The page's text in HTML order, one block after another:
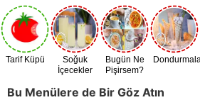
Tarif Küpü
Soğuk
İçecekler
Bugün Ne
Pişirsem?
Bu Menülere de Bir Göz Atın